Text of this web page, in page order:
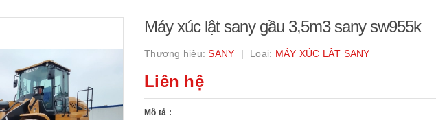
Máy xúc lật sany gầu 3,5m3 sany sw955k
Thương hiệu:SANY Loại: MÁY XÚC LẬT SANY
Liên hệ
Mô tả :